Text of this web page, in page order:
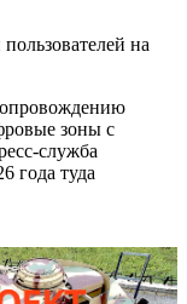
на
зоны с
служба
года туда